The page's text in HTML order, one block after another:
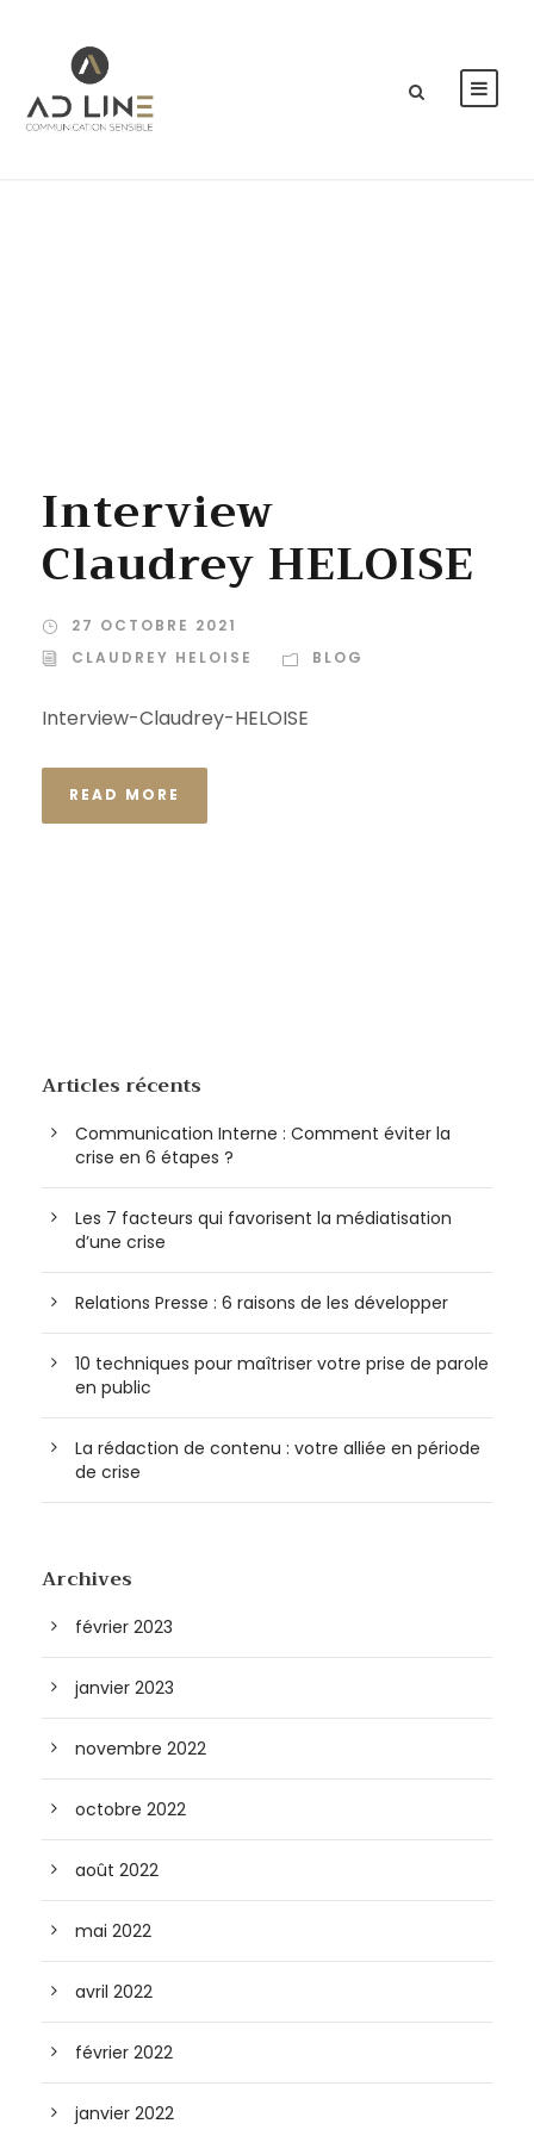
Interview
Claudrey HELOISE
27 OCTOBRE 2021
CLAUDREY HELOISE
BLOG
Interview-Claudrey-HELOISE
READ MORE
Articles récents
Communication Interne : Comment éviter la
crise en 6 étapes ?
Les 7 facteurs qui favorisent la médiatisation
d’une crise
Relations Presse : 6 raisons de les développer
10 techniques pour maîtriser votre prise de parole
en public
La rédaction de contenu : votre alliée en période
de crise
Archives
février 2023
janvier 2023
novembre 2022
octobre 2022
août 2022
mai 2022
avril 2022
février 2022
janvier 2022